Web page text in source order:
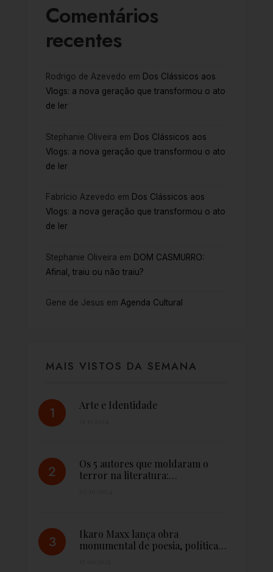
Comentários
recentes
Rodrigo de Azevedo em Dos Clássicos aos
Vlogs: a nova geração que transformou o ato
de ler
Stephanie Oliveira em Dos Clássicos aos
Vlogs: a nova geração que transformou o ato
de ler
Fabrício Azevedo em Dos Clássicos aos
Vlogs: a nova geração que transformou o ato
de ler
Stephanie Oliveira em DOM CASMURRO:
Afinal, traiu ou não traiu?
Gene de Jesus em Agenda Cultural
MAIS VISTOS DA SEMANA
Arte e Identidade
Os 5 autores que moldaram o
terror na literatura:…
Ikaro Maxx lança obra
monumental de poesia, política…